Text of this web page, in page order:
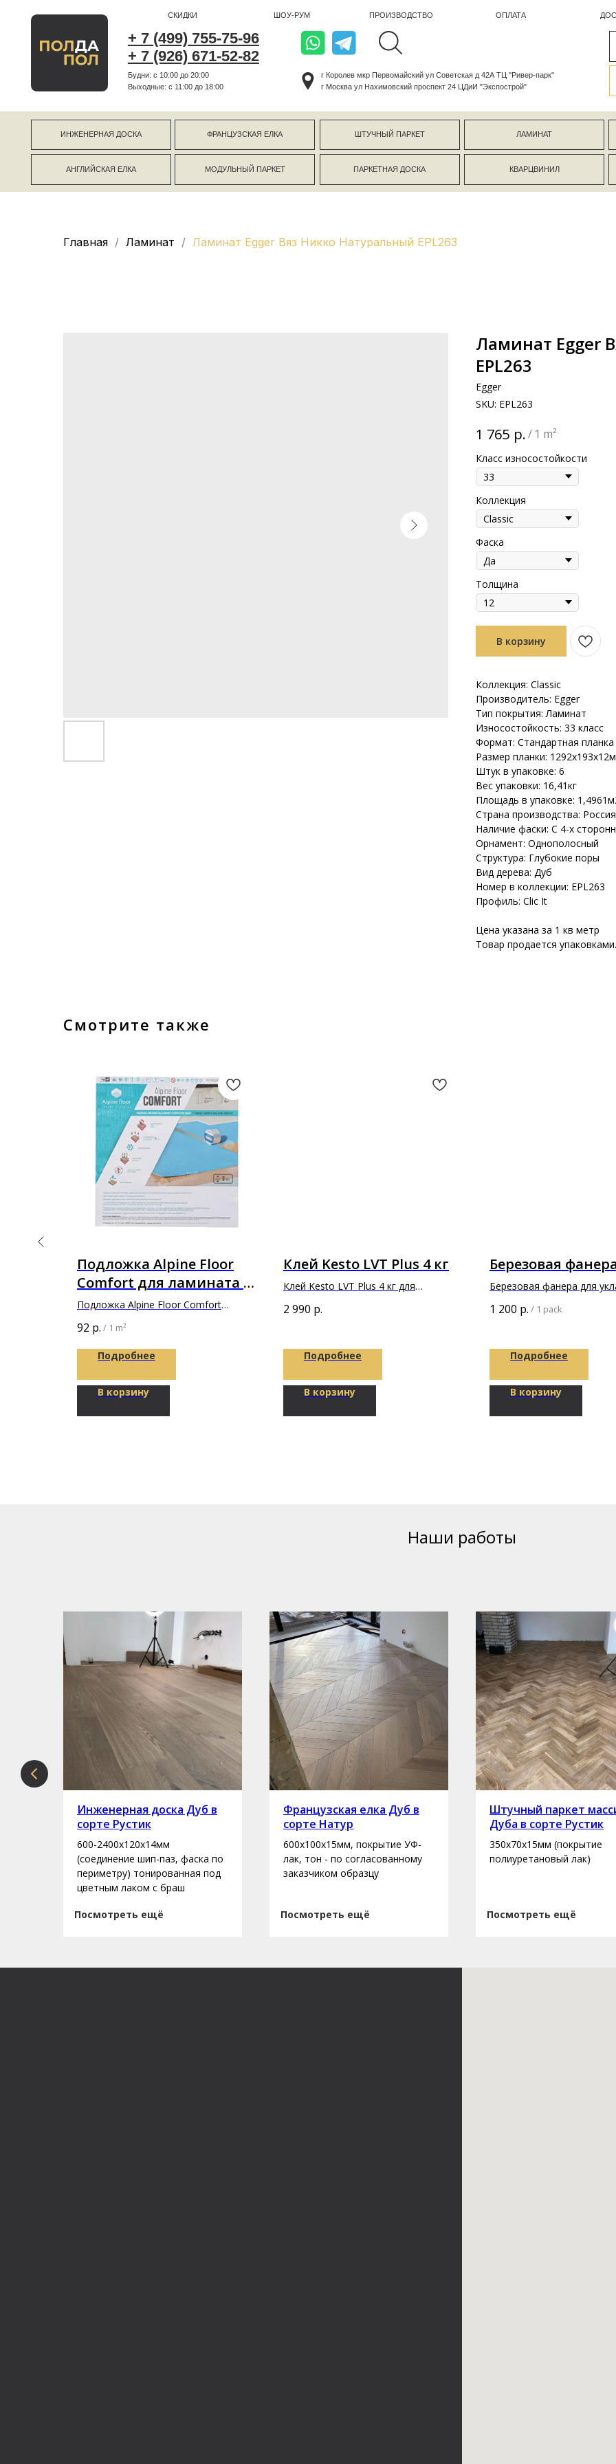
+ 7 (499) 755-75-96
+ 7 (926) 671-52-82
СКИДКИ ШОУ-РУМ ПРОИЗВОДСТВО
Будни: с 10:00 до 20:00
Выходные: c 11:00 до 18:00
г Москва ул Нахимовский проспект 24 ЦДиИ "Экспострой"
ИНЖЕНЕРНАЯ ДОСКА
АНГЛИЙСКАЯ ЕЛКА
ФРАНЦУЗСКАЯ ЕЛКА
ПАРКЕТНАЯ ДОСКА
МОДУЛЬНЫЙ ПАРКЕТ
ШТУЧНЫЙ ПАРКЕТ
КВАРЦВИНИЛ СТЕНОВЫЕ
ЛАМИНАТ
Главная Ламинат Ламинат Egger Вяз Никко Натуральный EPL263
Ламинат Egger
EPL263
Egger
SKU: EPL263
1 765 р./ 1 m²
Класс износостойкости
Коллекция
Фаска
Толщина
В корзину
Коллекция: Classic
Производитель: Egger
Тип покрытия: Ламинат
Износостойкость: 33 класс
Формат: Стандартная планка
Размер планки:
Штук в упаковке: 6
Вес упаковки: 16,41кг
Площадь в упаковке:
Страна производства: Россия
Наличие фаски: С 4-х
Орнамент: Однополосный
Структура: Глубокие поры
Вид дерева: Дуб
Номер в коллекции: EPL263
Профиль: Clic It
Цена указана за 1 кв метр
Товар продается упаковками.
Смотрите также
Подложка Alpine Floor
Comfort для ламината в
толщине 3мм
Подложка Alpine Floor Comfort
92 р. / 1 m²
Подробнее
В корзину
Клей Kesto LVT Plus 4 кг
Клей Kesto LVT Plus 4 кг для
покрытий и плиток из ПВХ
2 990 р.
Подробнее
В корзину
Березовая
Березовая фанера для
1 200 р. / 1 pack
Подробнее
В корзину
Наши работы
Инженерная доска Дуб в
сорте Рустик
600-2400х120х14мм
(соединение шип-паз, фаска по
периметру) тонированная под
цветным лаком с браш
Посмотреть ещё
Французская елка Дуб в
сорте Натур
600х100х15мм, покрытие УФ-
лак, тон - по согласованному
заказчиком образцу
Посмотреть ещё
Штучный паркет
Дуба в сорте Рустик
350х70х15мм (покрытие
полиуретановый лак)
Посмотреть ещё